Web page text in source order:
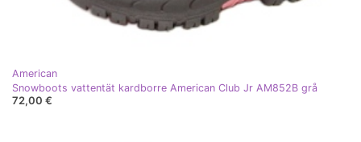
American
Snowboots vattentät kardborre American Club Jr AM852B grå
72,00 €